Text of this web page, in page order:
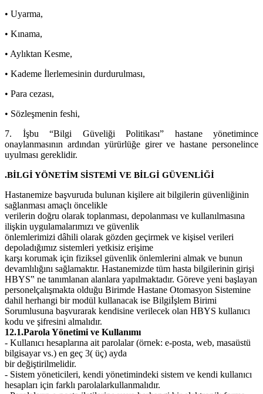
• Uyarma,
• Kınama,
• Aylıktan Kesme,
• Kademe İlerlemesinin durdurulması,
• Para cezası,
• Sözleşmenin feshi,
7. İşbu “Bilgi Güveliği Politikası” hastane yönetimince
onaylanmasının ardından yürürlüğe girer ve hastane personelince
uyulması gereklidir.
.BİLGİ YÖNETİM SİSTEMİ VE BİLGİ GÜVENLİĞİ
Hastanemize başvuruda bulunan kişilere ait bilgilerin güvenliğinin
sağlanması amaçlı öncelikle
verilerin doğru olarak toplanması, depolanması ve kullanılmasına
ilişkin uygulamalarımızı ve güvenlik
önlemlerimizi dâhili olarak gözden geçirmek ve kişisel verileri
depoladığımız sistemleri yetkisiz erişime
karşı korumak için fiziksel güvenlik önlemlerini almak ve bunun
devamlılığını sağlamaktır. Hastanemizde tüm hasta bilgilerinin girişi
HBYS‟ ne tanımlanan alanlara yapılmaktadır. Göreve yeni başlayan
personelçalışmakta olduğu Birimde Hastane Otomasyon Sistemine
dahil herhangi bir modül kullanacak ise Bilgiİşlem Birimi
Sorumlusuna başvurarak kendisine verilecek olan HBYS kullanıcı
kodu ve şifresini almalıdır.
12.1.Parola Yönetimi ve Kullanımı
- Kullanıcı hesaplarına ait parolalar (örnek: e-posta, web, masaüstü
bilgisayar vs.) en geç 3( üç) ayda
bir değiştirilmelidir.
- Sistem yöneticileri, kendi yönetimindeki sistem ve kendi kullanıcı
hesapları için farklı parolalarkullanmalıdır.